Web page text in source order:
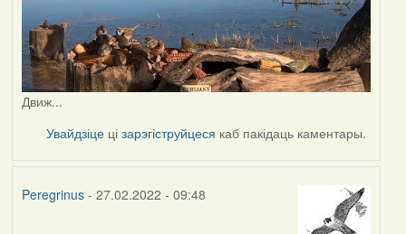
Движ...
Увайдзіце цізарэгіструйцеся каб пакідаць каментары.
Peregrinus- 27.02.2022 - 09:48